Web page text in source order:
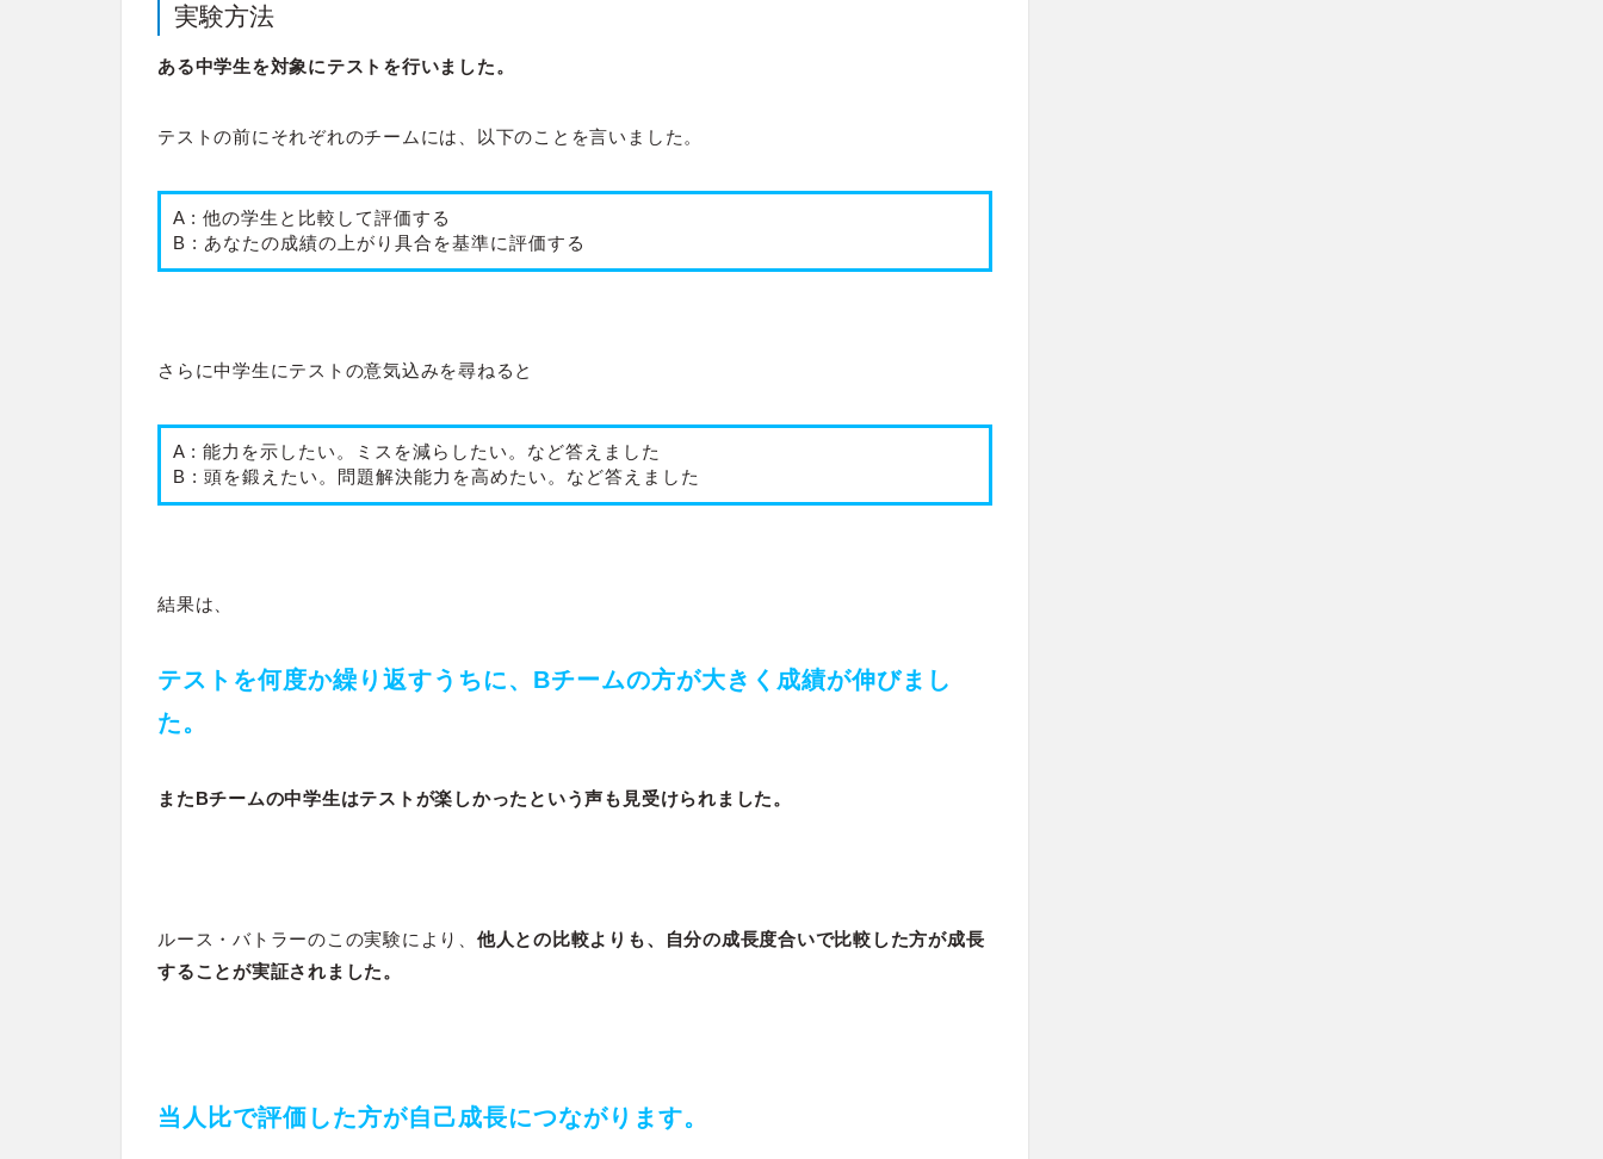
実験方法
ある中学生を対象にテストを行いました。
テストの前にそれぞれのチームには、以下のことを言いました。
A : 他の学生と比較して評価する
B : あなたの成績の上がり具合を基準に評価する
さらに中学生にテストの意気込みを尋ねると
A : 能力を示したい。ミスを減らしたい。など答えました
B : 頭を鍛えたい。問題解決能力を高めたい。など答えました
結果は、
テストを何度か繰り返すうちに、Bチームの方が大きく成績が伸びまし
た。
またBチームの中学生はテストが楽しかったという声も見受けられました。
ルース・バトラーのこの実験により、 他人との比較よりも、自分の成長度合いで比較した方が成長
することが実証されました。
当人比で評価した方が自己成長につながります。